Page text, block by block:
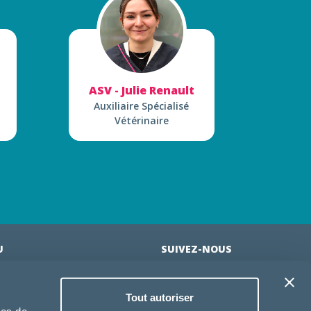
Tout autoriser
ASV - Julie Renault
Auxiliaire Spécialisé
Vétérinaire
SUIVEZ-NOUS